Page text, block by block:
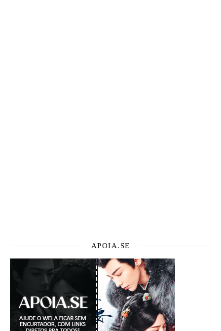
APOIA.SE